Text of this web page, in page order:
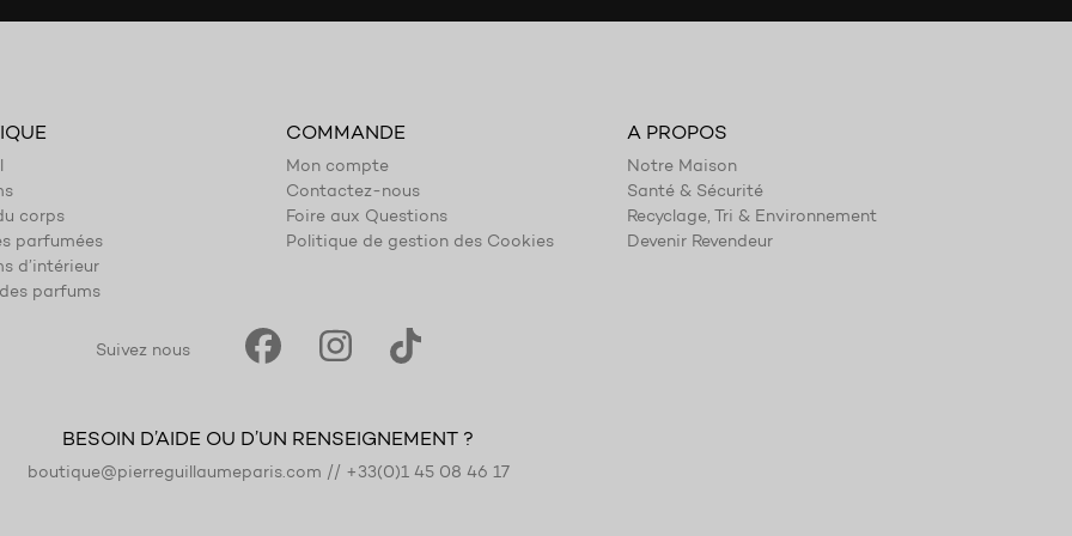
corps
parfumées
d’intérieur
parfums
COMMANDE
Mon compte
Contactez-nous
Foire aux Questions
Politique de gestion des Cookies
A PROPOS
Notre Maison
Santé & Sécurité
Recyclage, Tri & Environnement
Devenir Revendeur
Suivez nous
BESOIN D’AIDE OU D’UN RENSEIGNEMENT ?
boutique@pierreguillaumeparis.com // +33(0)1 45 08 46 17